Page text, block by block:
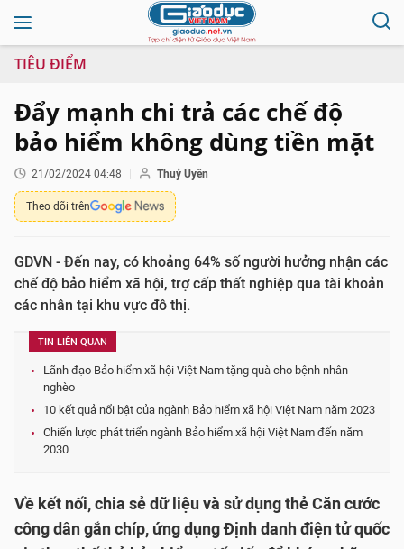
TIÊU ĐIỂM
Đẩy mạnh chi trả các chế độ
bảo hiểm không dùng tiền mặt
21/02/2024 04:48 Thuỷ Uyên
Theo dõi trên
GDVN - Đến nay, có khoảng 64% số người hưởng nhận các
chế độ bảo hiểm xã hội, trợ cấp thất nghiệp qua tài khoản
các nhân tại khu vực đô thị.
TIN LIÊN QUAN
Lãnh đạo Bảo hiểm xã hội Việt Nam tặng quà cho bệnh nhân
nghèo
10 kết quả nổi bật của ngành Bảo hiểm xã hội Việt Nam năm 2023
Chiến lược phát triển ngành Bảo hiểm xã hội Việt Nam đến năm
2030
Về kết nối, chia sẻ dữ liệu và sử dụng thẻ Căn cước
công dân gắn chíp, ứng dụng Định danh điện tử quốc